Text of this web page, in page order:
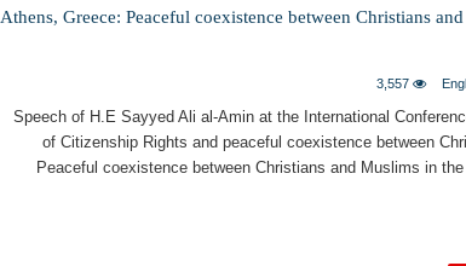
Athens, Greece: Peaceful coexistence between Christians
3,557
Speech of H.E Sayyed Ali al-Amin at the International
of Citizenship Rights and peaceful coexistence between
Peaceful coexistence between Christians and Muslims in